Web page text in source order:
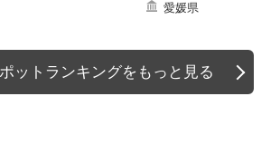
愛媛県
ットランキングをもっと見る